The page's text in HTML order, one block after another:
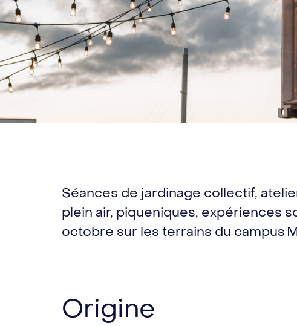
Séances de jardinage collectif,
plein air, piqueniques, expériences
octobre sur les terrains du campus
Origine